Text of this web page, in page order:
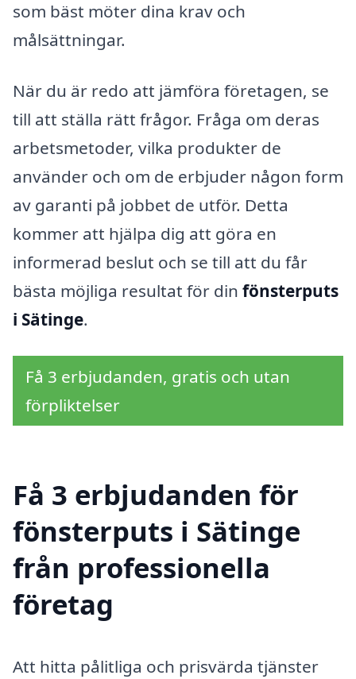
som bäst möter dina krav och
målsättningar.
När du är redo att jämföra företagen, se
till att ställa rätt frågor. Fråga om deras
arbetsmetoder, vilka produkter de
använder och om de erbjuder någon form
av garanti på jobbet de utför. Detta
kommer att hjälpa dig att göra en
informerad beslut och se till att du får
bästa möjliga resultat för din fönsterputs
i Sätinge.
Få 3 erbjudanden, gratis och utan
förpliktelser
Få 3 erbjudanden för
fönsterputs i Sätinge
från professionella
företag
Att hitta pålitliga och prisvärda tjänster